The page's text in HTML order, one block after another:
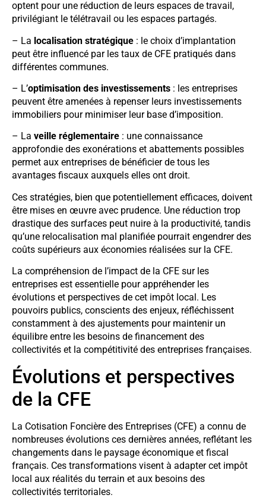
optent pour une réduction de leurs espaces de travail,
privilégiant le télétravail ou les espaces partagés.
– La localisation stratégique : le choix d’implantation
peut être influencé par les taux de CFE pratiqués dans
différentes communes.
– L’optimisation des investissements : les entreprises
peuvent être amenées à repenser leurs investissements
immobiliers pour minimiser leur base d’imposition.
– La veille réglementaire : une connaissance
approfondie des exonérations et abattements possibles
permet aux entreprises de bénéficier de tous les
avantages fiscaux auxquels elles ont droit.
Ces stratégies, bien que potentiellement efficaces, doivent
être mises en œuvre avec prudence. Une réduction trop
drastique des surfaces peut nuire à la productivité, tandis
qu’une relocalisation mal planifiée pourrait engendrer des
coûts supérieurs aux économies réalisées sur la CFE.
La compréhension de l’impact de la CFE sur les
entreprises est essentielle pour appréhender les
évolutions et perspectives de cet impôt local. Les
pouvoirs publics, conscients des enjeux, réfléchissent
constamment à des ajustements pour maintenir un
équilibre entre les besoins de financement des
collectivités et la compétitivité des entreprises françaises.
Évolutions et perspectives
de la CFE
La Cotisation Foncière des Entreprises (CFE) a connu de
nombreuses évolutions ces dernières années, reflétant les
changements dans le paysage économique et fiscal
français. Ces transformations visent à adapter cet impôt
local aux réalités du terrain et aux besoins des
collectivités territoriales.